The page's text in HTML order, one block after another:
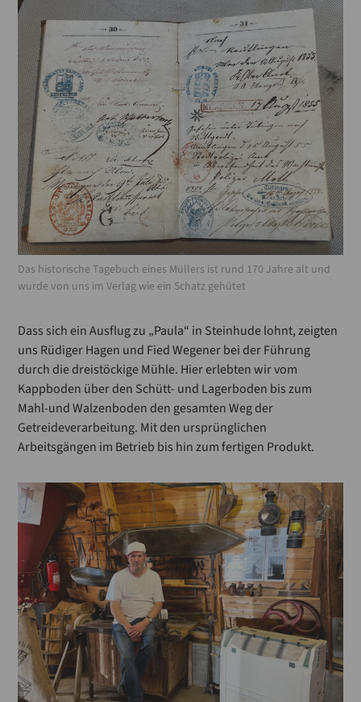
Das historische Tagebuch eines Müllers ist rund 170 Jahre alt und
wurde von uns im Verlag wie ein Schatz gehütet
Dass sich ein Ausflug zu „Paula“ in Steinhude lohnt, zeigten
uns Rüdiger Hagen und Fied Wegener bei der Führung
durch die dreistöckige Mühle. Hier erlebten wir vom
Kappboden über den Schütt- und Lagerboden bis zum
Mahl-und Walzenboden den gesamten Weg der
Getreideverarbeitung. Mit den ursprünglichen
Arbeitsgängen im Betrieb bis hin zum fertigen Produkt.